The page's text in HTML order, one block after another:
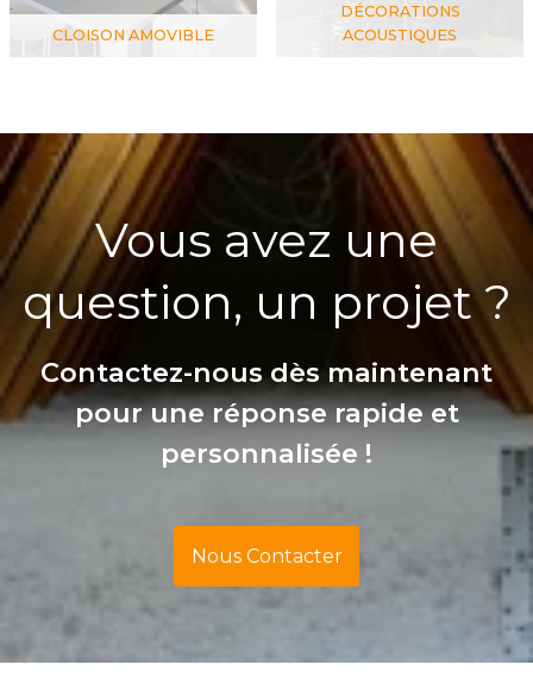
CLOISON AMOVIBLE
DÉCORATIONS
ACOUSTIQUES
Vous avez une
question, un projet ?
Contactez-nous dès maintenant
pour une réponse rapide et
personnalisée !
Nous Contacter